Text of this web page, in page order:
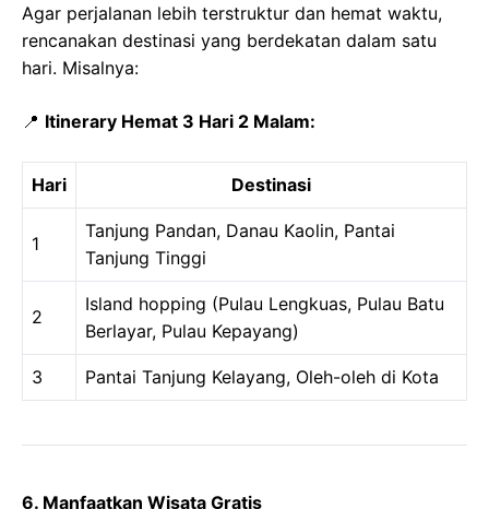
Agar perjalanan lebih terstruktur dan hemat waktu,
rencanakan destinasi yang berdekatan dalam satu
hari. Misalnya:
📍 Itinerary Hemat 3 Hari 2 Malam:
Hari Destinasi
1
Tanjung Pandan, Danau Kaolin, Pantai
Tanjung Tinggi
2
Island hopping (Pulau Lengkuas, Pulau Batu
Berlayar, Pulau Kepayang)
3 Pantai Tanjung Kelayang, Oleh-oleh di Kota
6. Manfaatkan Wisata Gratis